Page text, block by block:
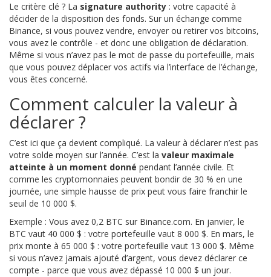
Le critère clé ? La signature authority : votre capacité à
décider de la disposition des fonds. Sur un échange comme
Binance, si vous pouvez vendre, envoyer ou retirer vos bitcoins,
vous avez le contrôle - et donc une obligation de déclaration.
Même si vous n’avez pas le mot de passe du portefeuille, mais
que vous pouvez déplacer vos actifs via l’interface de l’échange,
vous êtes concerné.
Comment calculer la valeur à
déclarer ?
C’est ici que ça devient compliqué. La valeur à déclarer n’est pas
votre solde moyen sur l’année. C’est la valeur maximale
atteinte à un moment donné pendant l’année civile. Et
comme les cryptomonnaies peuvent bondir de 30 % en une
journée, une simple hausse de prix peut vous faire franchir le
seuil de 10 000 $.
Exemple : Vous avez 0,2 BTC sur Binance.com. En janvier, le
BTC vaut 40 000 $ : votre portefeuille vaut 8 000 $. En mars, le
prix monte à 65 000 $ : votre portefeuille vaut 13 000 $. Même
si vous n’avez jamais ajouté d’argent, vous devez déclarer ce
compte - parce que vous avez dépassé 10 000 $ un jour.